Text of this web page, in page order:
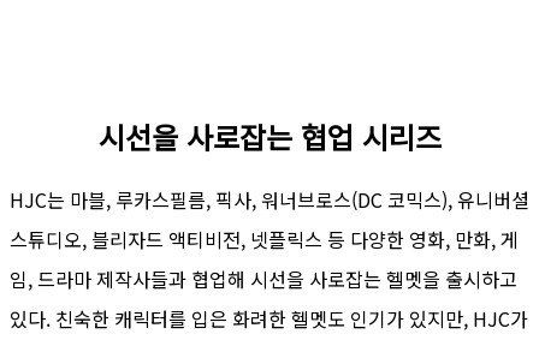
시선을 사로잡는 협업 시리즈
HJC는 마블, 루카스필름, 픽사, 워너브로스(DC 코믹스), 유니버셜
스튜디오, 블리자드 액티비전, 넷플릭스 등 다양한 영화, 만화, 게
임, 드라마 제작사들과 협업해 시선을 사로잡는 헬멧을 출시하고
있다. 친숙한 캐릭터를 입은 화려한 헬멧도 인기가 있지만, HJC가